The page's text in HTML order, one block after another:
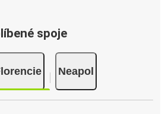
spoje
Neapol